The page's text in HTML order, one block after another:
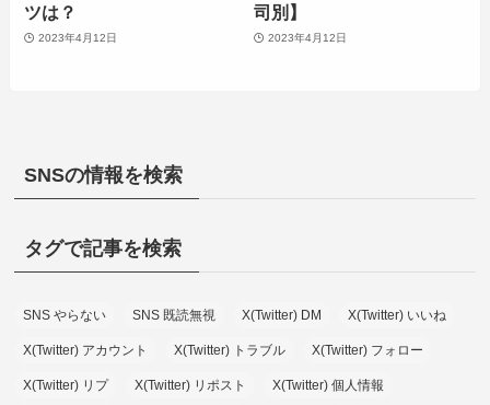
ツは？
2023年4月12日
司別】
2023年4月12日
SNSの情報を検索
タグで記事を検索
SNS やらない SNS 既読無視 X(Twitter) DM X(Twitter) いいね
X(Twitter) アカウント X(Twitter) トラブル X(Twitter) フォロー
X(Twitter) リプ X(Twitter) リポスト X(Twitter) 個人情報